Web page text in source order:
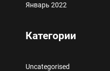
Январь 2022
Категории
Uncategorised